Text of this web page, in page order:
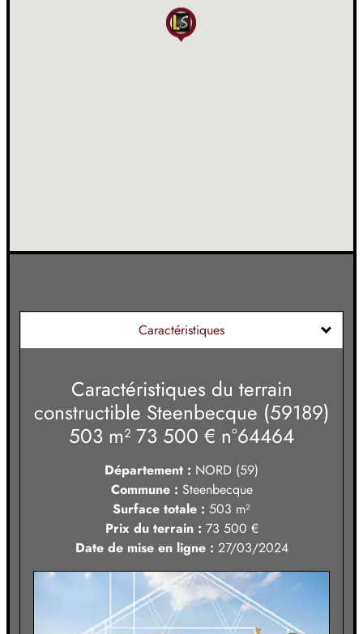
Caractéristiques
Caractéristiques du terrain
constructible Steenbecque (59189)
503 m² 73 500 € n°64464
Département : NORD (59)
Commune : Steenbecque
Surface totale : 503 m²
Prix du terrain : 73 500 €
Date de mise en ligne : 27/03/2024